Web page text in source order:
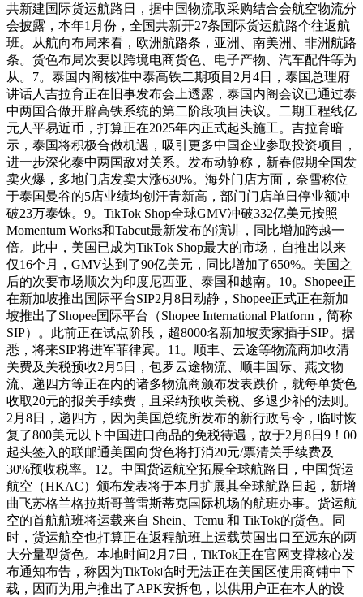
共新建国际货运航路日，据中国物流取采购结合会航空物流分
会披露，本年1月份，全国共新开27条国际货运航路个往返航
班。从航向布局来看，欧洲航路条，亚洲、南美洲、非洲航路
条。货色布局次要以跨境电商货色、电子产物、汽车配件等为
从。7。泰国内阁核准中泰高铁二期项目2月4日，泰国总理府
讲话人吉拉育正在旧事发布会上透露，泰国内阁会议已通过泰
中两国合做开辟高铁系统的第二阶段项目决议。二期工程线亿
元人平易近币，打算正在2025年内正式起头施工。吉拉育暗
示，泰国将积极合做机遇，吸引更多中国企业参取投资项目，
进一步深化泰中两国敌对关系。发布动静称，新春假期全国发
卖火爆，多地门店发卖大涨630%。海外门店方面，奈雪称位
于泰国曼谷的5店业绩均创汗青新高，部门门店单日停业额冲
破23万泰铢。9。TikTok Shop全球GMV冲破332亿美元按照
Momentum Works和Tabcut最新发布的演讲，同比增加跨越一
倍。此中，美国已成为TikTok Shop最大的市场，自推出以来
仅16个月，GMV达到了90亿美元，同比增加了650%。美国之
后的次要市场顺次为印度尼西亚、泰国和越南。10。Shopee正
在新加坡推出国际平台SIP2月8日动静，Shopee正式正在新加
坡推出了Shopee国际平台（Shopee International Platform，简称
SIP）。此前正在试点阶段，超8000名新加坡卖家插手SIP。据
悉，将来SIP将进军菲律宾。11。顺丰、云途等物流商加收清
关费及关税预收2月5日，包罗云途物流、顺丰国际、燕文物
流、递四方等正在内的诸多物流商颁布发表跌价，就每单货色
收取20元的报关手续费，且采纳预收关税、多退少补的法则。
2月8日，递四方，因为美国总统所发布的新行政号令，临时恢
复了800美元以下中国进口商品的免税待遇，故于2月8日9！00
起头签入的联邮通美国向货色将打消20元/票清关手续费及
30%预收税率。12。中国货运航空拓展全球航路日，中国货运
航空（HKAC）颁布发表将于本月扩展其全球航路日起，新增
曲飞苏格兰格拉斯哥普雷斯蒂克国际机场的航班办事。货运航
空的首航航班将运载来自 Shein、Temu 和 TikTok的货色。同
时，货运航空也打算正在返程航班上运载英国出口至远东的两
大分量型货色。本地时间2月7日，TikTok正在官网支撑核心发
布通知布告，称因为TikTok临时无法正在美国区使用商铺中下
载，因而为用户推出了APK安拆包，以供用户正在本人的设